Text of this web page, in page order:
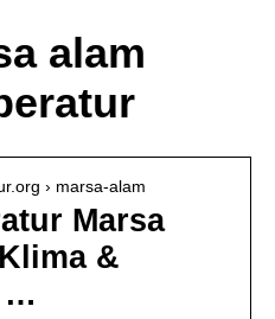
alam
› marsa-alam
Marsa
&
…